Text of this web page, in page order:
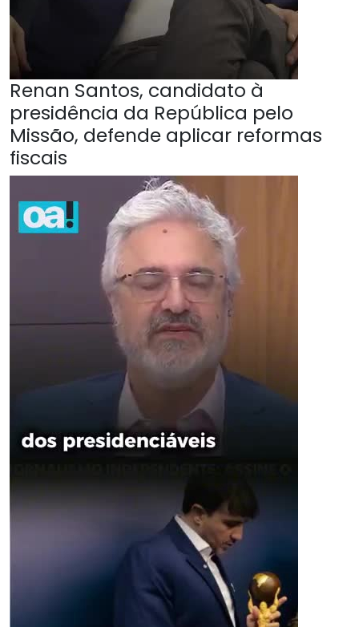
Renan Santos, candidato à
presidência da República pelo
Missão, defende aplicar reformas
fiscais